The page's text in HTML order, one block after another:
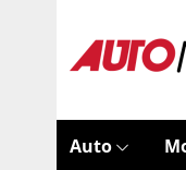
Auto